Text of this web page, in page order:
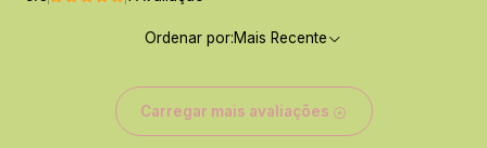
Ordenar por:Mais Recente
Carregar mais avaliações